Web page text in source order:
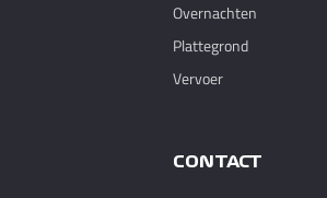
Overnachten
Plattegrond
Vervoer
CONTACT